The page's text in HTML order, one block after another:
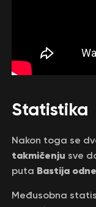
Statistika
Nakon toga se
takmičenju sve
puta Bastija
Međusobna